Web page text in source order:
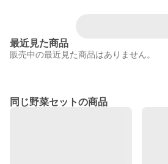
最近見た商品
販売中の最近見た商品はありません。
同じ野菜セットの商品